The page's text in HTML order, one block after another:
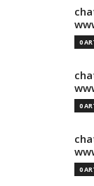
0
0
0